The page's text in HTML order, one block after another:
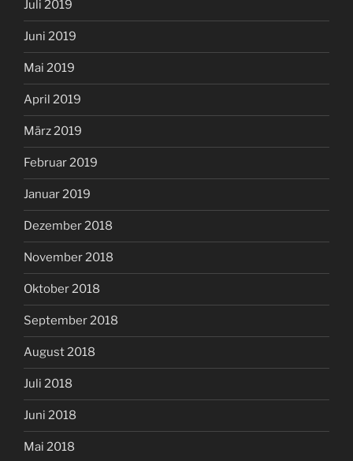
Juli 2019
Juni 2019
Mai 2019
April 2019
März 2019
Februar 2019
Januar 2019
Dezember 2018
November 2018
Oktober 2018
September 2018
August 2018
Juli 2018
Juni 2018
Mai 2018